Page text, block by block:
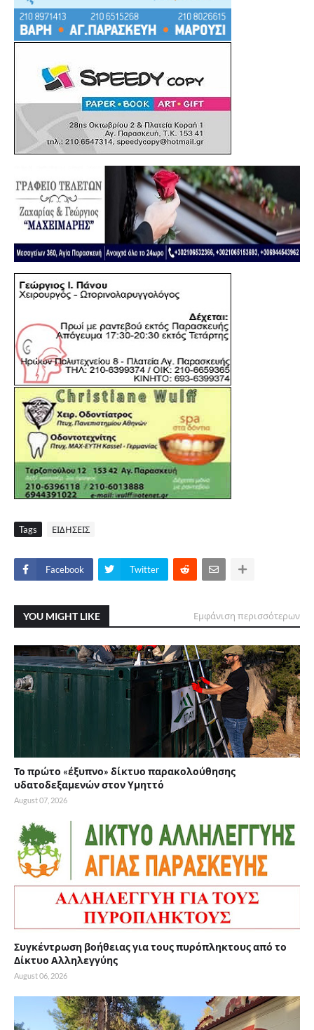
Tags ΕΙΔΗΣΕΙΣ
Facebook Twitter
YOU MIGHT LIKE Εμφάνιση περισσότερων
Το πρώτο «έξυπνο» δίκτυο παρακολούθησης
υδατοδεξαμενών στον Υμηττό
August 07, 2026
Συγκέντρωση βοήθειας για τους πυρόπληκτους από το
Δίκτυο Αλληλεγγύης
August 06, 2026